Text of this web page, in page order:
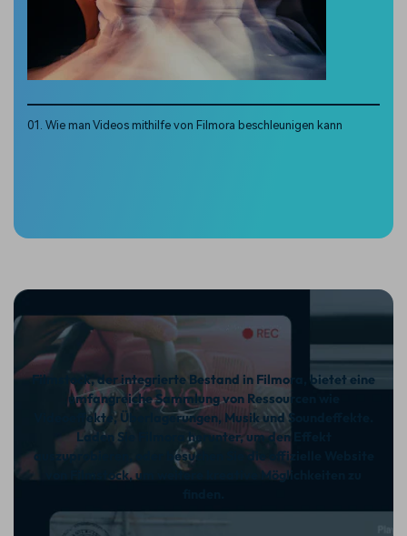
01. Wie man Videos mithilfe von Filmora beschleunigen kann
Filmstock, der integrierte Bestand in Filmora, bietet eine
umfangreiche Sammlung von Ressourcen wie
Videoeffekte, Überlagerungen, Musik und Soundeffekte.
Laden Sie Filmora herunter, um den Effekt
auszuprobieren, oder besuchen Sie die offizielle Website
von Filmstock, um weitere kreative Möglichkeiten zu